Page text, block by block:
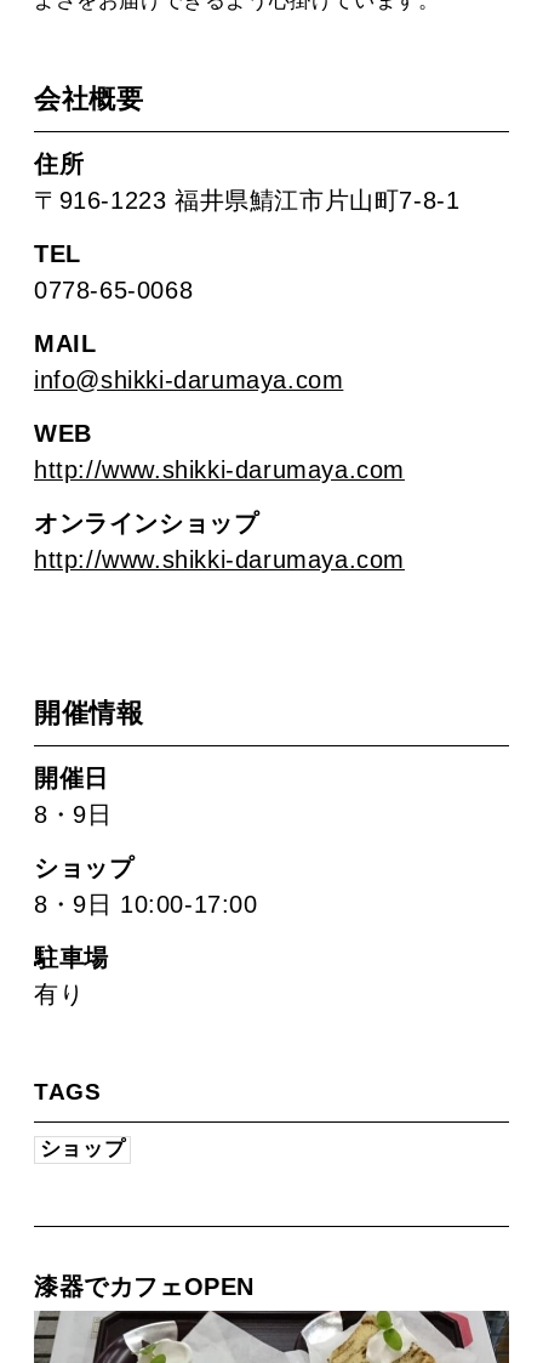
会社概要
住所
〒916-1223 福井県鯖江市片山町7-8-1
TEL
0778-65-0068
MAIL
info@shikki-darumaya.com
WEB
http://www.shikki-darumaya.com
オンラインショップ
http://www.shikki-darumaya.com
開催情報
開催日
8・9日
ショップ
8・9日 10:00-17:00
駐車場
有り
TAGS
ショップ
漆器でカフェOPEN